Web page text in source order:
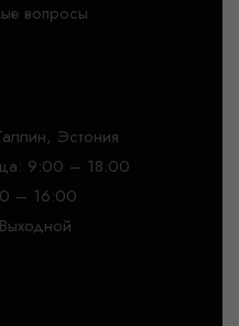
вопросы
Эстония
9:00 – 18:00
– 16:00